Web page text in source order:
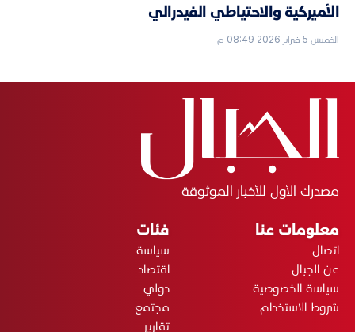
الأميركية والاحتياطي الفيدرالي
الخميس 5 فبراير 2026 08:49 م
مصدرك الأول للأخبار الموثوقة
معلومات عنا
اتصال
عن الجبال
سياسة الخصوصية
شروط الاستخدام
فئات
سياسة
اقتصاد
دولي
مجتمع
تقارير